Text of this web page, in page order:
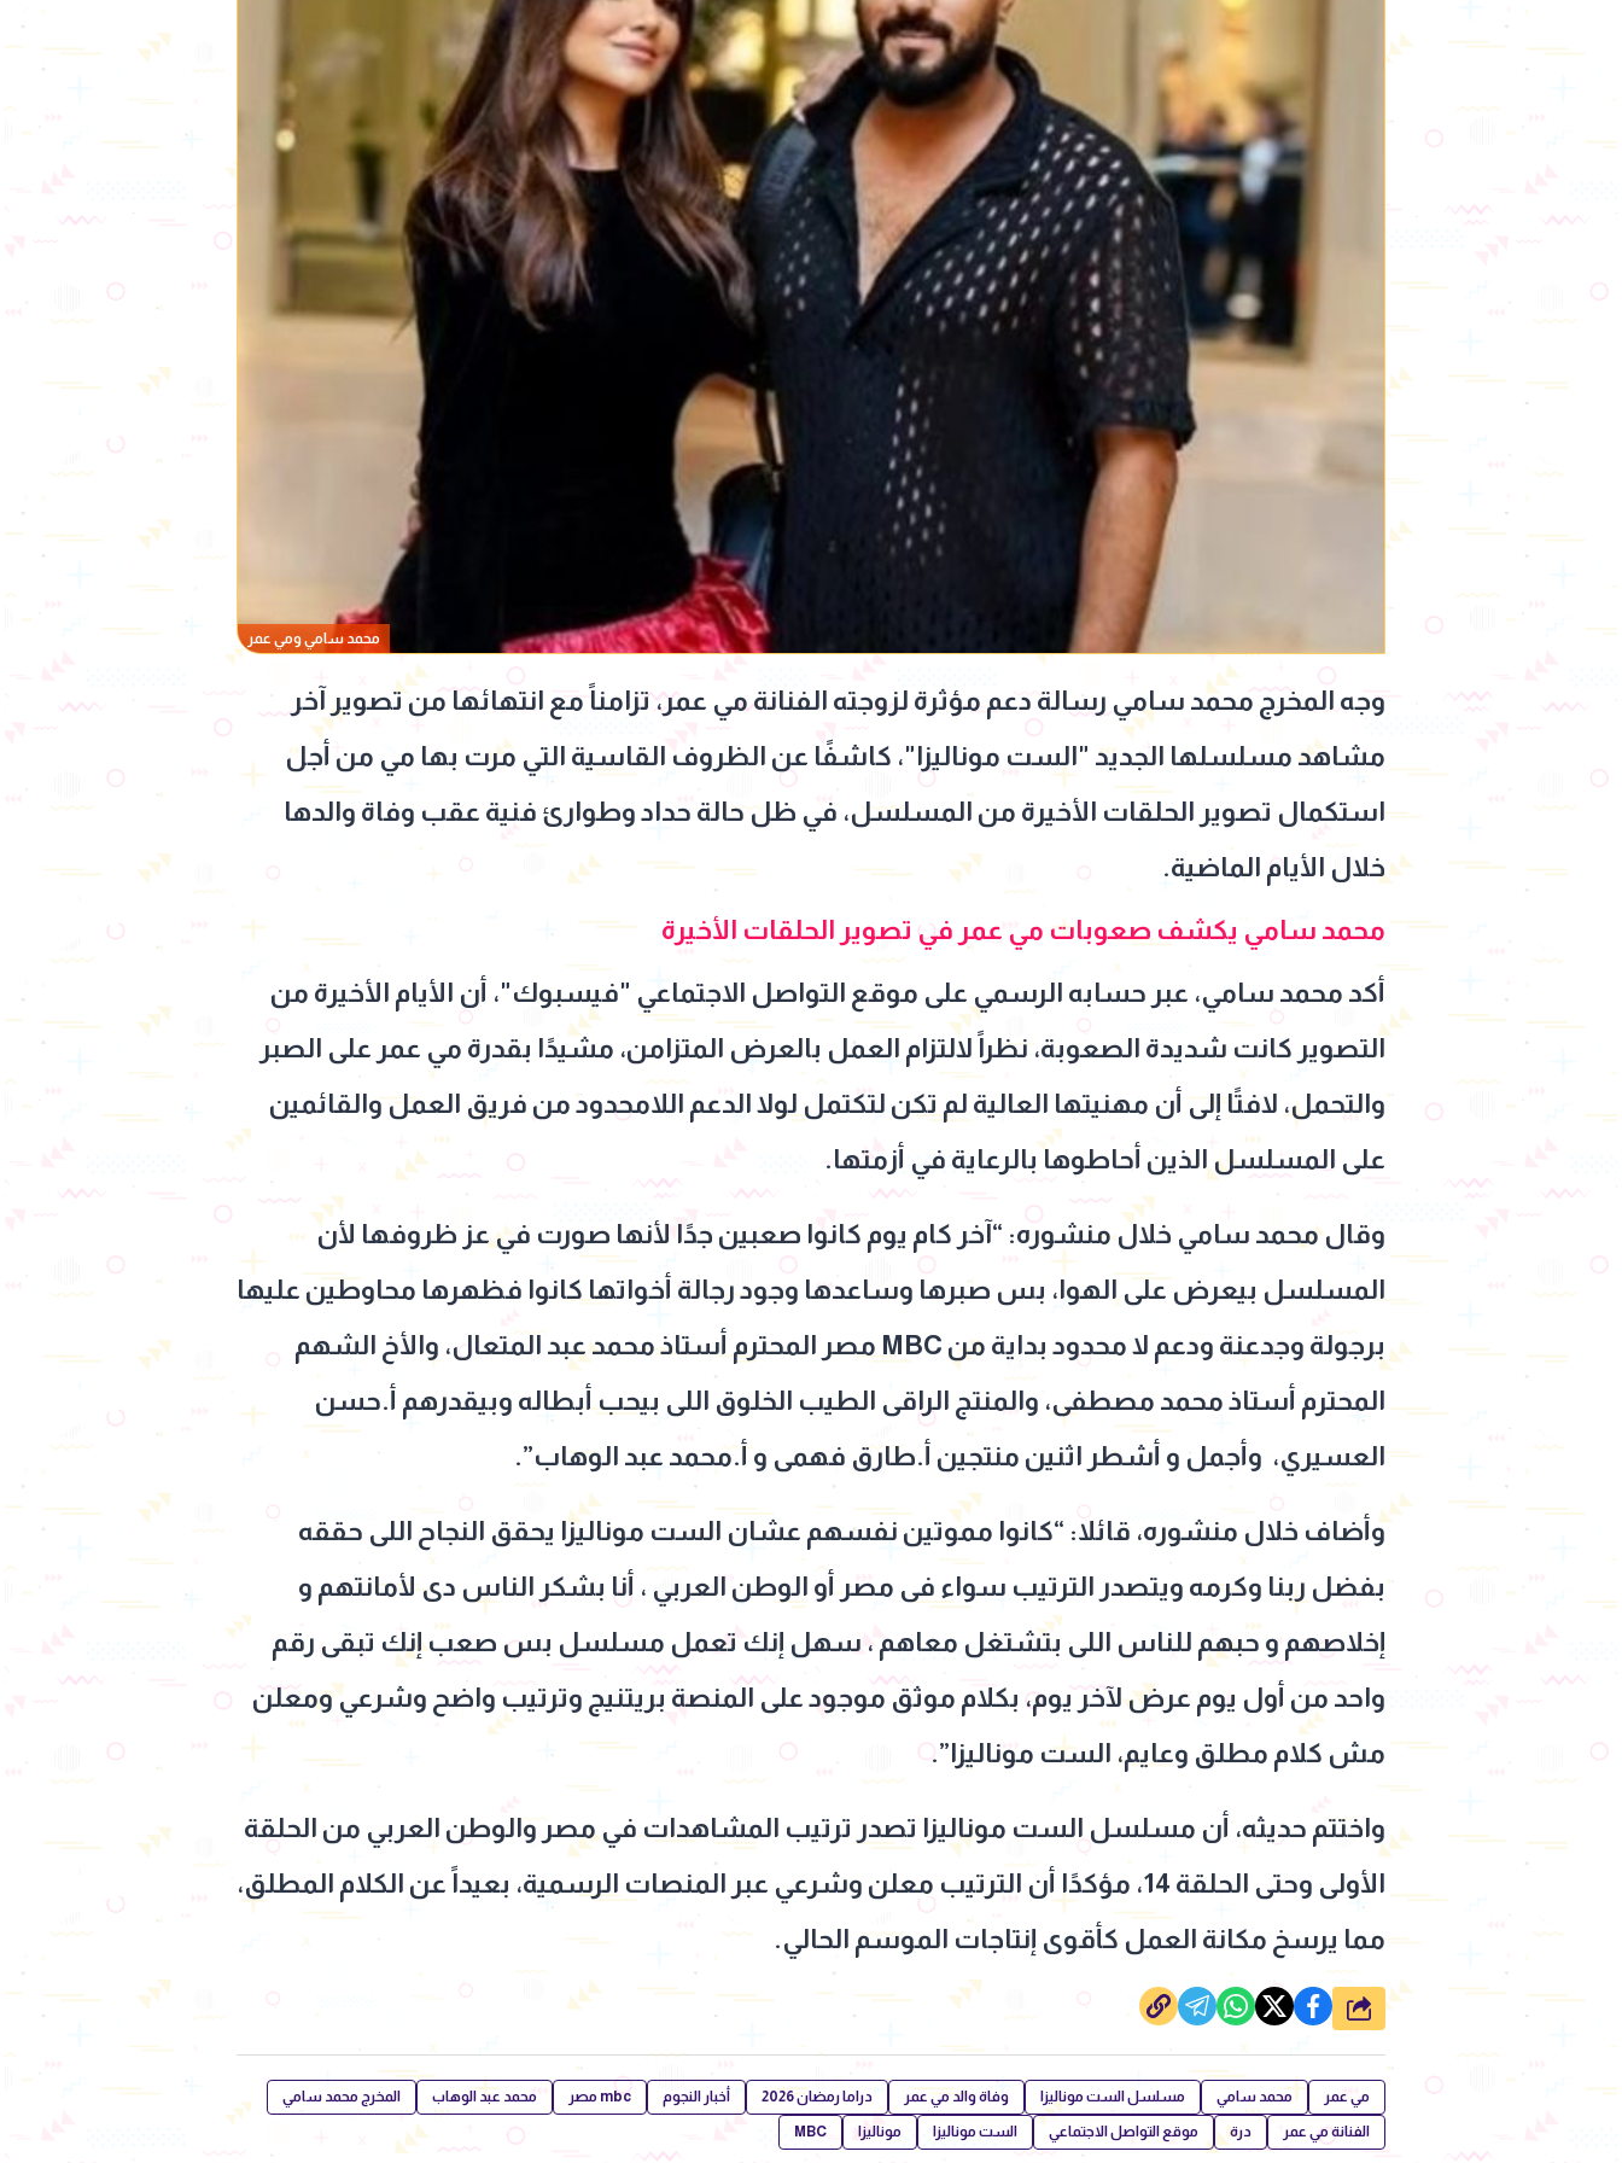
محمد سامي ومي عمر
وجه المخرج محمد سامي رسالة دعم مؤثرة لزوجته الفنانة مي عمر، تزامناً مع انتهائها من تصوير آخر
مشاهد مسلسلها الجديد "الست موناليزا"، كاشفًا عن الظروف القاسية التي مرت بها مي من أجل
استكمال تصوير الحلقات الأخيرة من المسلسل، في ظل حالة حداد وطوارئ فنية عقب وفاة والدها
خلال الأيام الماضية.
محمد سامي يكشف صعوبات مي عمر في تصوير الحلقات الأخيرة
أكد محمد سامي، عبر حسابه الرسمي على موقع التواصل الاجتماعي "فيسبوك"، أن الأيام الأخيرة من
التصوير كانت شديدة الصعوبة، نظراً لالتزام العمل بالعرض المتزامن، مشيدًا بقدرة مي عمر على الصبر
والتحمل، لافتًا إلى أن مهنيتها العالية لم تكن لتكتمل لولا الدعم اللامحدود من فريق العمل والقائمين
على المسلسل الذين أحاطوها بالرعاية في أزمتها.
وقال محمد سامي خلال منشوره: “آخر كام يوم كانوا صعبين جدًا لأنها صورت في عز ظروفها لأن
المسلسل بيعرض على الهوا، بس صبرها وساعدها وجود رجالة أخواتها كانوا فظهرها محاوطين عليها
برجولة وجدعنة ودعم لا محدود بداية من MBC مصر المحترم أستاذ محمد عبد المتعال، والأخ الشهم
المحترم أستاذ محمد مصطفى، والمنتج الراقى الطيب الخلوق اللى بيحب أبطاله وبيقدرهم أ.حسن
العسيري، وأجمل و أشطر اثنين منتجين أ.طارق فهمى و أ.محمد عبد الوهاب”.
وأضاف خلال منشوره، قائلا: “كانوا مموتين نفسهم عشان الست موناليزا يحقق النجاح اللى حققه
بفضل ربنا وكرمه ويتصدر الترتيب سواء فى مصر أو الوطن العربي ، أنا بشكر الناس دى لأمانتهم و
إخلاصهم و حبهم للناس اللى بتشتغل معاهم ، سهل إنك تعمل مسلسل بس صعب إنك تبقى رقم
واحد من أول يوم عرض لآخر يوم، بكلام موثق موجود على المنصة بريتنيج وترتيب واضح وشرعي ومعلن
مش كلام مطلق وعايم، الست موناليزا”.
واختتم حديثه، أن مسلسل الست موناليزا تصدر ترتيب المشاهدات في مصر والوطن العربي من الحلقة
الأولى وحتى الحلقة 14، مؤكدًا أن الترتيب معلن وشرعي عبر المنصات الرسمية، بعيداً عن الكلام المطلق،
مما يرسخ مكانة العمل كأقوى إنتاجات الموسم الحالي.
شارك
مي عمر محمد سامي مسلسل الست موناليزا وفاة والد مي عمر دراما رمضان 2026 أخبار النجوم mbc مصر محمد عبد الوهاب المخرج محمد سامي
الفنانة مي عمر درة موقع التواصل الاجتماعي الست موناليزا موناليزا MBC